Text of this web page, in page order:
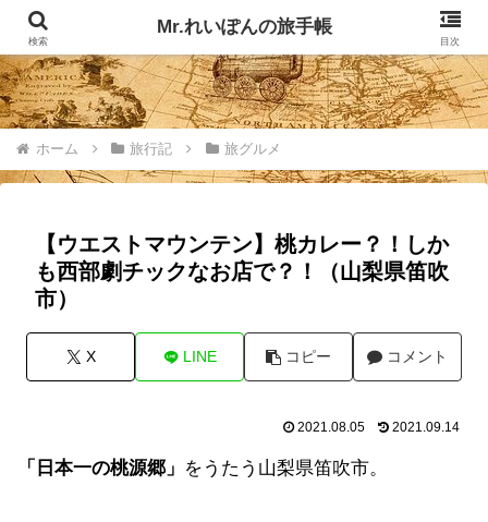
記事掲載マップ お問い合わせ
ホーム 旅行記 旅グルメ
【ウエストマウンテン】桃カレー？！しか
も西部劇チックなお店で？！（山梨県笛吹
市）
X LINE コピー コメント
2021.08.05 2021.09.14
「日本一の桃源郷」 をうたう山梨県笛吹市。
検索
Mr.れいぽんの旅手帳
目次